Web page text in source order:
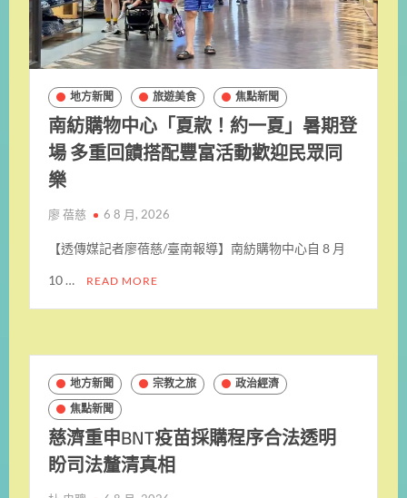
地方新聞 旅遊美食 焦點新聞
南紡購物中心「夏款！約一夏」暑期登
場 多重回饋搭配豐富活動歡迎民眾同
樂
廖 蓓慈 6 8 月, 2026
【透傳媒記者廖蓓慈/臺南報導】南紡購物中心自 8 月
10 … READ MORE
地方新聞 宗教之旅
政治經濟
焦點新聞
慈濟重申BNT疫苗採購程序合法透明
盼司法釐清真相